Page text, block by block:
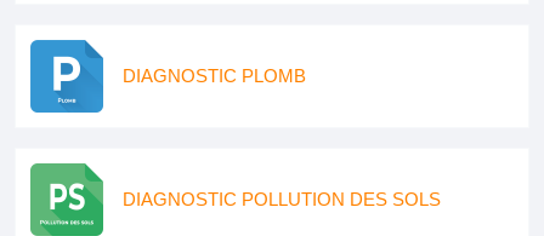
DIAGNOSTIC PLOMB
DIAGNOSTIC POLLUTION DES SOLS